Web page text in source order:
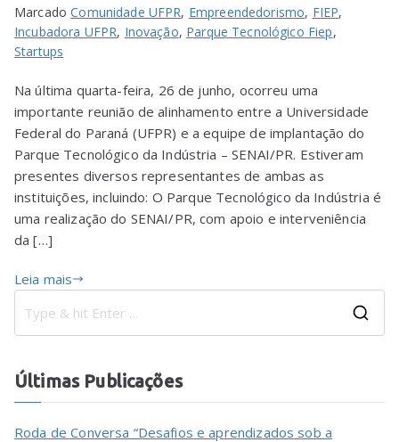
MarcadoComunidade UFPR, Empreendedorismo, FIEP,
Incubadora UFPR, Inovação, Parque Tecnológico Fiep,
Startups
Na última quarta-feira, 26 de junho, ocorreu uma
importante reunião de alinhamento entre a Universidade
Federal do Paraná (UFPR) e a equipe de implantação do
Parque Tecnológico da Indústria – SENAI/PR. Estiveram
presentes diversos representantes de ambas as
instituições, incluindo: O Parque Tecnológico da Indústria é
uma realização do SENAI/PR, com apoio e interveniência
da […]
Leia mais
Últimas Publicações
Roda de Conversa “Desafios e aprendizados sob a